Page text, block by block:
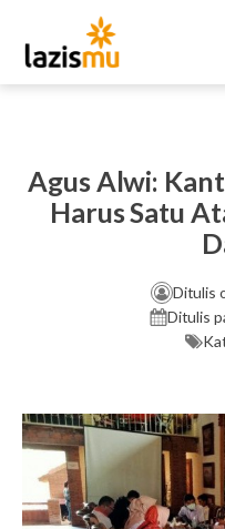
Agus Alwi:
Harus Satu
Ditulis
Ditulis